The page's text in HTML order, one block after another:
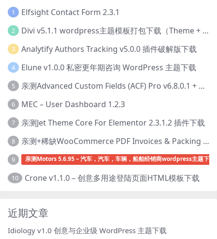
1 Elfsight Contact Form 2.3.1
2 Divi v5.1.1 wordpress主题模板打包下载（Theme + Builder+ Extra Theme + Templates + Layouts + PSD）
3 Analytify Authors Tracking v5.0.0 插件破解版下载
4 Elune v1.0.0 私密更年期咨询 WordPress 主题下载
5 亲测Advanced Custom Fields (ACF) Pro v6.8.0.1 + Advanced Custom Fields: Extended PRO v0.9.2.3 | 网站开发自定义字段插件下载
6 MEC – User Dashboard 1.2.3
7 亲测Jet Theme Core For Elementor 2.3.1.2 插件下载
8 亲测+稀缺WooCommerce PDF Invoices & Packing Slips Professional v2.20.0 + Templates v2.25.1 [by WpOverNight] WooCommerce PDF 发票和装箱单插件下载
9 亲测Motors 5.6.95 – 汽车，汽车，车辆，船舶经销商wordpress主题下载
10 Crone v1.1.0 – 创意多用途登陆页面HTML模板下载
近期文章
Idiology v1.0 创意与企业级 WordPress 主题下载